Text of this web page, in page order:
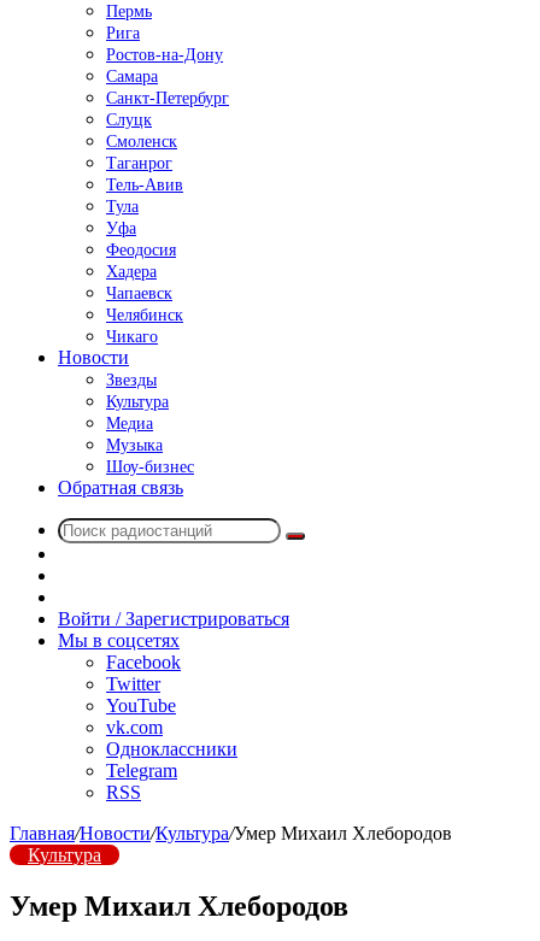
Пермь
Рига
Ростов-на-Дону
Самара
Санкт-Петербург
Слуцк
Смоленск
Таганрог
Тель-Авив
Тула
Уфа
Феодосия
Хадера
Чапаевск
Челябинск
Чикаго
Новости
Звезды
Культура
Медиа
Музыка
Шоу-бизнес
Обратная связь
Поиск
радио
Войти / Зарегистрироваться
Мы в соцсетях
Facebook
Twitter
YouTube
vk.com
Одноклассники
Telegram
RSS
Главная/Новости/Культура/Умер Михаил Хлебородов
Культура
Умер Михаил Хлебородов